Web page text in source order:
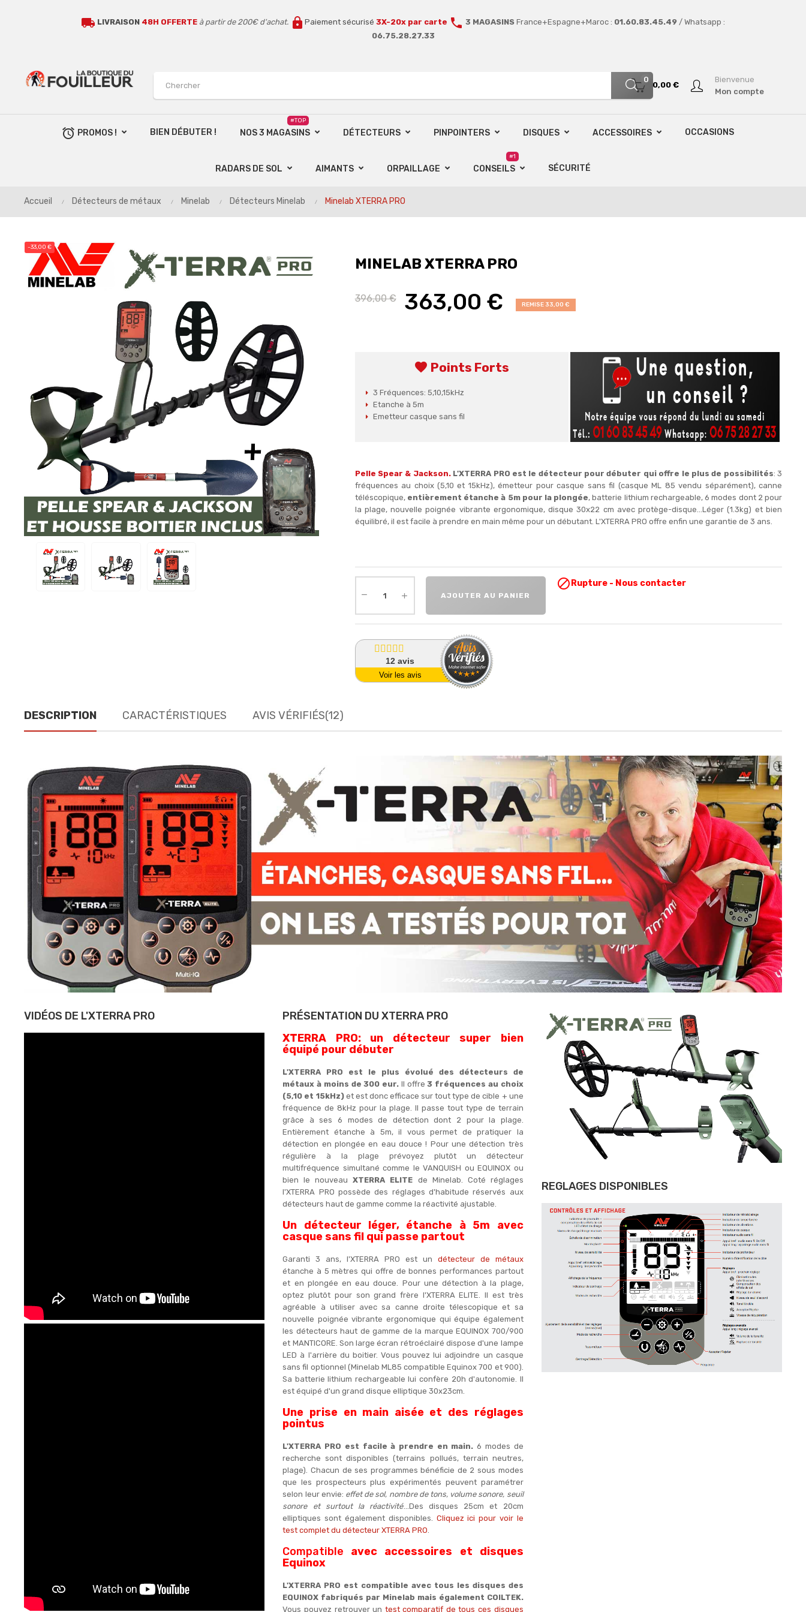
local_shipping LIVRAISON 48H OFFERTE à partir de 200€ d'achat. lock Paiement sécurisé 3X-20x par carte call 3 MAGASINS France+Espagne+Maroc : 01.60.83.45.49 / Whatsapp :
06.75.28.27.33
0
0,00 €
Bienvenue
Mon compte
alarm PROMOS ! BIEN DÉBUTER ! NOS 3 MAGASINS
#TOP
DÉTECTEURS PINPOINTERS DISQUES ACCESSOIRES OCCASIONS
RADARS DE SOL AIMANTS ORPAILLAGE CONSEILS
#1
SÉCURITÉ
Accueil Détecteurs de métaux Minelab Détecteurs Minelab Minelab XTERRA PRO
-33,00 €
MINELAB XTERRA PRO
396,00 € 363,00 € REMISE 33,00 €
favorite Points Forts
3 Fréquences: 5,10,15kHz
Etanche à 5m
Emetteur casque sans fil
Pelle Spear & Jackson.L'XTERRA PRO est le détecteur pour débuter qui offre le plus de possibilités: 3
fréquences au choix (5,10 et 15kHz), émetteur pour casque sans fil (casque ML 85 vendu séparément), canne
téléscopique, entièrement étanche à 5m pour la plongée, batterie lithium rechargeable, 6 modes dont 2 pour
la plage, nouvelle poignée vibrante ergonomique, disque 30x22 cm avec protège-disque...Léger (1.3kg) et bien
équilibré, il est facile à prendre en main même pour un débutant. L'XTERRA PRO offre enfin une garantie de 3 ans.
AJOUTER AU PANIER
 Rupture - Nous contacter
12 avis
Voir les avis
DESCRIPTION CARACTÉRISTIQUES AVIS VÉRIFIÉS(12)
VIDÉOS DE L'XTERRA PRO
PRÉSENTATION DU XTERRA PRO
XTERRA PRO: un détecteur super bien
équipé pour débuter
L'XTERRA PRO est le plus évolué des détecteurs de
métaux à moins de 300 eur. Il offre 3 fréquences au choix
(5,10 et 15kHz) et est donc efficace sur tout type de cible + une
fréquence de 8kHz pour la plage. Il passe tout type de terrain
grâce à ses 6 modes de détection dont 2 pour la plage.
Entièrement étanche à 5m, il vous permet de pratiquer la
détection en plongée en eau douce ! Pour une détection très
régulière à la plage prévoyez plutôt un détecteur
multifréquence simultané comme le VANQUISH ou EQUINOX ou
bien le nouveauXTERRA ELITE de Minelab. Coté réglages
l'XTERRA PRO possède des réglages d'habitude réservés aux
détecteurs haut de gamme comme la réactivité ajustable.
Un détecteur léger, étanche à 5m avec
casque sans fil qui passe partout
Garanti 3 ans, l'XTERRA PRO est un détecteur de métaux
étanche à 5 mètres qui offre de bonnes performances partout
et en plongée en eau douce. Pour une détection à la plage,
optez plutôt pour son grand frère l'XTERRA ELITE. Il est très
agréable à utiliser avec sa canne droite télescopique et sa
nouvelle poignée vibrante ergonomique qui équipe également
les détecteurs haut de gamme de la marque EQUINOX 700/900
et MANTICORE. Son large écran rétroéclairé dispose d'une lampe
LED à l'arrière du boitier. Vous pouvez lui adjoindre un casque
sans fil optionnel (Minelab ML85 compatible Equinox 700 et 900).
Sa batterie lithium rechargeable lui confère 20h d'autonomie. Il
est équipé d'un grand disque elliptique 30x23cm.
Une prise en main aisée et des réglages
pointus
L'XTERRA PRO est facile à prendre en main. 6 modes de
recherche sont disponibles (terrains pollués, terrain neutres,
plage). Chacun de ses programmes bénéficie de 2 sous modes
que les prospecteurs plus expérimentés peuvent paramétrer
selon leur envie: effet de sol, nombre de tons, volume sonore, seuil
sonore et surtout la réactivité...Des disques 25cm et 20cm
elliptiques sont également disponibles. Cliquez ici pour voir le
test complet du détecteur XTERRA PRO.
Compatible avec accessoires et disques
Equinox
L'XTERRA PRO est compatible avec tous les disques des
EQUINOX fabriqués par Minelab mais également COILTEK.
Vous pouvez retrouver un test comparatif de tous ces disques
REGLAGES DISPONIBLES